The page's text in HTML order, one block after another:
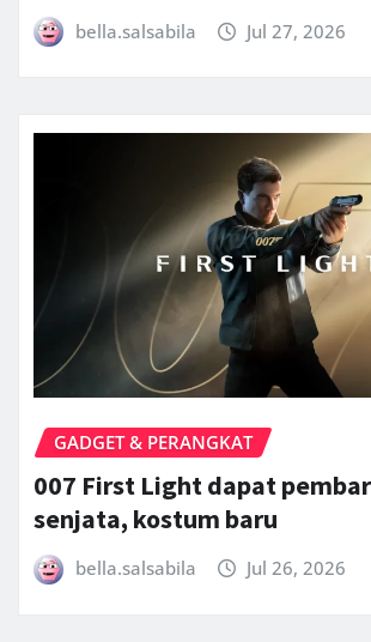
bella.salsabila Jul 27, 2026
GADGET & PERANGKAT
007 First Light dapat
senjata, kostum baru
bella.salsabila Jul 26, 2026